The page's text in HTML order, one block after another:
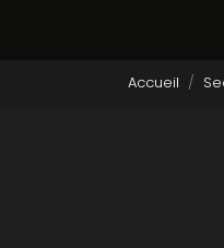
Accueil